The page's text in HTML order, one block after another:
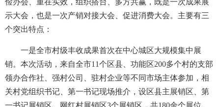
俭办会、重在实效，组织搭台、多方共赢，既是一次成果展
示大会，也是一次产销对接大会、促进消费大会。主要有三
个突出特点：
一是全市村级丰收成果首次在中心城区大规模集中展
销。本次活动，来自全市11个区县、功能区200多个村的支部
领办合作社、强村公司、驻村企业等不同市场主体参加，相
关村党组织书记、第一书记现场推介，设区县主展销区、第
一书记展销区、网红村展销区3个展销区，共180余个展位、